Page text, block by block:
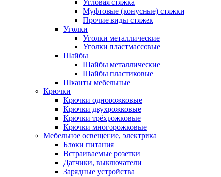
Угловая стяжка
Муфтовые (конусные) стяжки
Прочие виды стяжек
Уголки
Уголки металлические
Уголки пластмассовые
Шайбы
Шайбы металлические
Шайбы пластиковые
Шканты мебельные
Крючки
Крючки однорожковые
Крючки двухрожковые
Крючки трёхрожковые
Крючки многорожковые
Мебельное освещение, электрика
Блоки питания
Встраиваемые розетки
Датчики, выключатели
Зарядные устройства